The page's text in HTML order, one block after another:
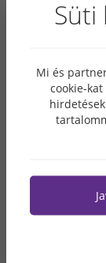
2021.
2020.
2020.
2020.
2020. JÚLIUS
2020. JÚNIUS
2020. MÁJUS
Süti
Mi és
cookie-